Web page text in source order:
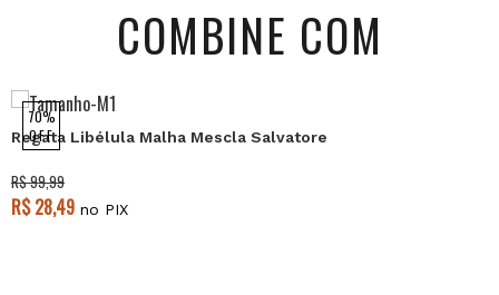
COMBINE COM
70%
OFF
Regata Libélula Malha Mescla Salvatore
R$ 99,99
R$ 28,49 no PIX